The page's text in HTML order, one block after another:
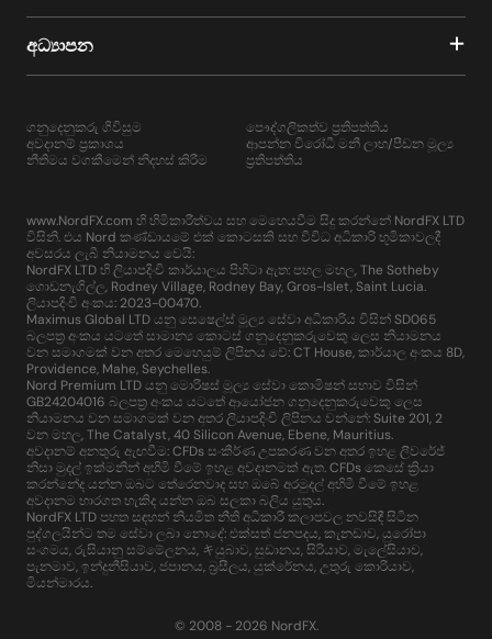
අධ්‍යාපන
ගනුදෙනුකරු ගිවිසුම
අවදානම් ප්‍රකාශය
නීතිමය වගකීමෙන් නිදහස් කිරීම
පෞද්ගලිකත්ව ප්‍රතිපත්තිය
ආපන්න විරෝධී මනී ලාභ/පීඩන මූල්‍ය
ප්‍රතිපත්තිය
www.NordFX.com හි හිමිකාරීත්වය සහ මෙහෙයවීම සිදු කරන්නේ NordFX LTD
විසිනි. එය Nord කණ්ඩායමේ එක් කොටසකි සහ විවිධ අධිකාරි භූමිකාවලදී
අවසරය ලැබී නියාමනය වෙයි:
NordFX LTD හි ලියාපදිංචි කාර්යාලය පිහිටා ඇත: පහල මහල, The Sotheby
ගොඩනැගිල්ල, Rodney Village, Rodney Bay, Gros-Islet, Saint Lucia.
ලියාපදිංචි අංකය: 2023-00470.
Maximus Global LTD යනු සෙෂෙල්ස් මූල්‍ය සේවා අධිකාරිය විසින් SD065
බලපත්‍ර අංකය යටතේ සාමාන්‍ය කොටස් ගනුදෙනුකරුවෙකු ලෙස නියාමනය
වන සමාගමක් වන අතර මෙහෙයුම් ලිපිනය වේ: CT House, කාර්යාල අංකය 8D,
Providence, Mahe, Seychelles.
Nord Premium LTD යනු මොරිෂස් මූල්‍ය සේවා කොමිෂන් සභාව විසින්
GB24204016 බලපත්‍ර අංකය යටතේ ආයෝජන ගනුදෙනුකරුවෙකු ලෙස
නියාමනය වන සමාගමක් වන අතර ලියාපදිංචි ලිපිනය වන්නේ: Suite 201, 2
වන මහල, The Catalyst, 40 Silicon Avenue, Ebene, Mauritius.
අවදානම් අනතුරු ඇඟවීම: CFDs සංකීර්ණ උපකරණ වන අතර ඉහළ ලීවරේජ්
නිසා මුදල් ඉක්මනින් අහිමි වීමේ ඉහළ අවදානමක් ඇත. CFDs කෙසේ ක්‍රියා
කරන්නේද යන්න ඔබට තේරෙනවාද සහ ඔබේ අරමුදල් අහිමි වීමේ ඉහළ
අවදානම භාරගත හැකිද යන්න ඔබ සලකා බලිය යුතුය.
NordFX LTD පහත සඳහන් නියමිත නීති අධිකාරී කලාපවල නවසිඳී සිටින
පුද්ගලයින්ට තම සේවා ලබා නොදේ: එක්සත් ජනපදය, කැනඩාව, යුරෝපා
සංගමය, රුසියානු සම්මේලනය, キයුබාව, සුඩානය, සිරියාව, මැලේසියාව,
පැනමාව, ඉන්දුනීසියාව, ජපානය, බ්‍රසීලය, යුක්රේනය, උතුරු කොරියාව,
මියන්මාරය.
© 2008 - 2026 NordFX.